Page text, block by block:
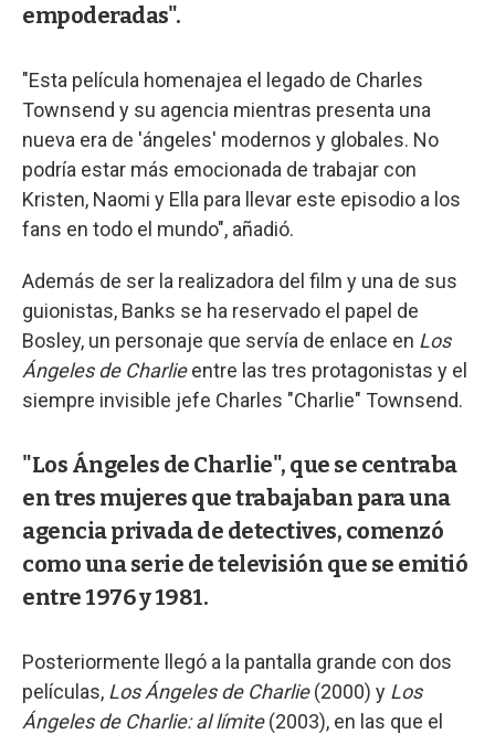
empoderadas".
"Esta película homenajea el legado de Charles
Townsend y su agencia mientras presenta una
nueva era de 'ángeles' modernos y globales. No
podría estar más emocionada de trabajar con
Kristen, Naomi y Ella para llevar este episodio a los
fans en todo el mundo", añadió.
Además de ser la realizadora del film y una de sus
guionistas, Banks se ha reservado el papel de
Bosley, un personaje que servía de enlace en Los
Ángeles de Charlieentre las tres protagonistas y el
siempre invisible jefe Charles "Charlie" Townsend.
"Los Ángeles de Charlie", que se centraba
en tres mujeres que trabajaban para una
agencia privada de detectives, comenzó
como una serie de televisión que se emitió
entre 1976 y 1981.
Posteriormente llegó a la pantalla grande con dos
películas, Los Ángeles de Charlie(2000) y Los
Ángeles de Charlie: al límite(2003), en las que el